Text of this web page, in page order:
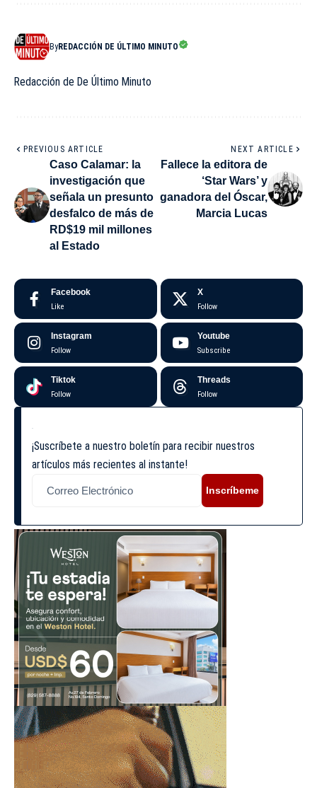
ByREDACCIÓN DE ÚLTIMO MINUTO
Redacción de De Último Minuto
PREVIOUS ARTICLE
Caso Calamar: la
investigación que
señala un presunto
desfalco de más de
RD$19 mil millones
al Estado
NEXT ARTICLE
Fallece la editora de
‘Star Wars’ y
ganadora del Óscar,
Marcia Lucas
Facebook
Like
X
Follow
Instagram
Follow
Youtube
Subscribe
Tiktok
Follow
Threads
Follow
¡Suscríbete a nuestro boletín para recibir nuestros
artículos más recientes al instante!
Inscríbeme